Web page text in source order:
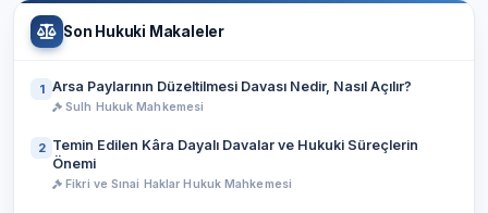
Son Hukuki Makaleler
1 Arsa Paylarının Düzeltilmesi Davası Nedir, Nasıl Açılır?
Sulh Hukuk Mahkemesi
2 Temin Edilen Kâra Dayalı Davalar ve Hukuki Süreçlerin
Önemi
Fikri ve Sınai Haklar Hukuk Mahkemesi